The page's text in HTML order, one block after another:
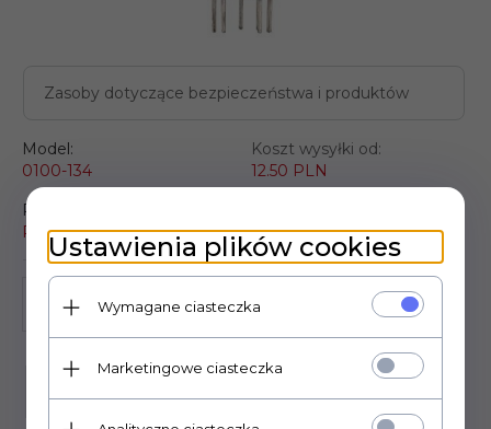
Zasoby dotyczące bezpieczeństwa i produktów
Model:
0100-134
Koszt wysyłki od:
12.50 PLN
Producent:
PsvaneUstawienia plików cookies
Wymagane ciasteczka
Marketingowe ciasteczka